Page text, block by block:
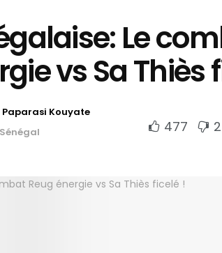
Le
vs Sa Thiès
Kouyate
Sénégal
477